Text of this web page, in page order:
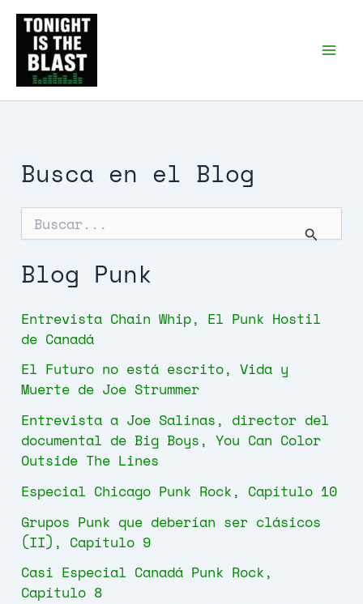
contenido
Busca en el Blog
c
a
p
o
r
:
Blog Punk
Entrevista Chain Whip, El Punk Hostil
de Canadá
El Futuro no está escrito, Vida y
Muerte de Joe Strummer
Entrevista a Joe Salinas, director del
documental de Big Boys, You Can Color
Outside The Lines
Especial Chicago Punk Rock, Capítulo 10
Grupos Punk que deberían ser clásicos
(II), Capítulo 9
Casi Especial Canadá Punk Rock,
Capítulo 8